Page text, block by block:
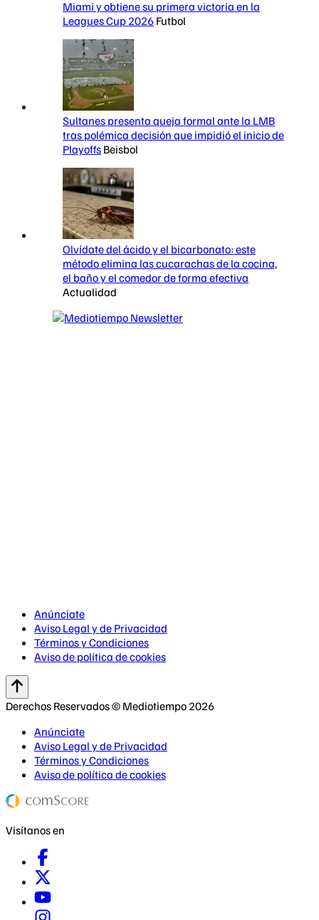
Miami y obtiene su primera victoria en la
Leagues Cup 2026 Futbol
Sultanes presenta queja formal ante la LMB
tras polémica decisión que impidió el inicio de
Playoffs Beisbol
Olvídate del ácido y el bicarbonato: este
método elimina las cucarachas de la cocina,
el baño y el comedor de forma efectiva
Actualidad
Anúnciate
Aviso Legal y de Privacidad
Términos y Condiciones
Aviso de política de cookies
Derechos Reservados © Mediotiempo 2026
Anúnciate
Aviso Legal y de Privacidad
Términos y Condiciones
Aviso de política de cookies
Visítanos en